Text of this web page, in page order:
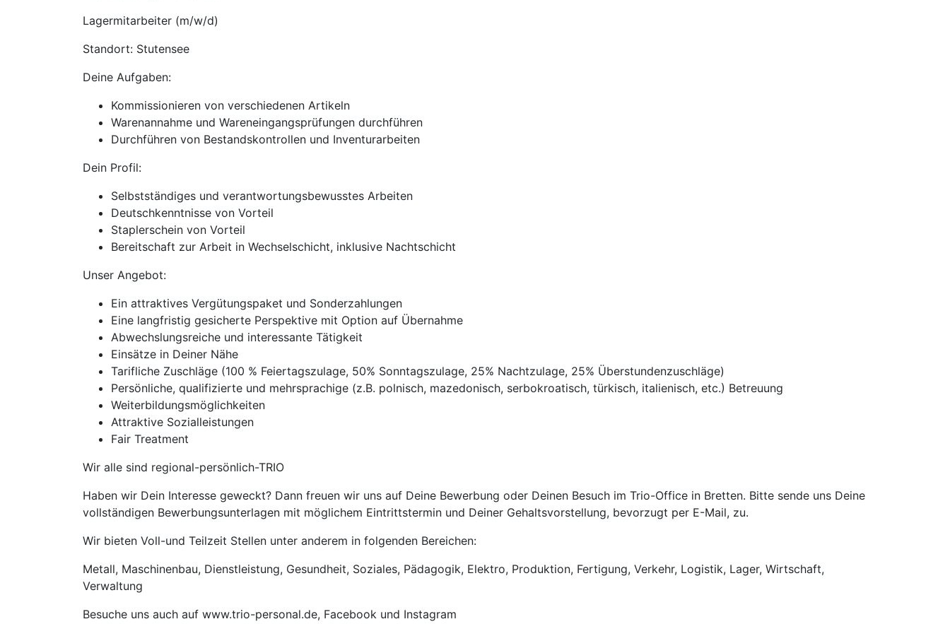
Lagermitarbeiter (m/w/d)
Standort: Stutensee
Deine Aufgaben:
Kommissionieren von verschiedenen Artikeln
Warenannahme und Wareneingangsprüfungen durchführen
Durchführen von Bestandskontrollen und Inventurarbeiten
Dein Profil:
Selbstständiges und verantwortungsbewusstes Arbeiten
Deutschkenntnisse von Vorteil
Staplerschein von Vorteil
Bereitschaft zur Arbeit in Wechselschicht, inklusive Nachtschicht
Unser Angebot:
Ein attraktives Vergütungspaket und Sonderzahlungen
Eine langfristig gesicherte Perspektive mit Option auf Übernahme
Abwechslungsreiche und interessante Tätigkeit
Einsätze in Deiner Nähe
Tarifliche Zuschläge (100 % Feiertagszulage, 50% Sonntagszulage, 25% Nachtzulage, 25% Überstundenzuschläge)
Persönliche, qualifizierte und mehrsprachige (z.B. polnisch, mazedonisch, serbokroatisch, türkisch, italienisch, etc.) Betreuung
Weiterbildungsmöglichkeiten
Attraktive Sozialleistungen
Fair Treatment
Wir alle sind regional-persönlich-TRIO
Haben wir Dein Interesse geweckt? Dann freuen wir uns auf Deine Bewerbung oder Deinen Besuch im Trio-Office in Bretten. Bitte sende uns Deine
vollständigen Bewerbungsunterlagen mit möglichem Eintrittstermin und Deiner Gehaltsvorstellung, bevorzugt per E-Mail, zu.
Wir bieten Voll-und Teilzeit Stellen unter anderem in folgenden Bereichen:
Metall, Maschinenbau, Dienstleistung, Gesundheit, Soziales, Pädagogik, Elektro, Produktion, Fertigung, Verkehr, Logistik, Lager, Wirtschaft,
Verwaltung
Besuche uns auch auf www.trio-personal.de, Facebook und Instagram